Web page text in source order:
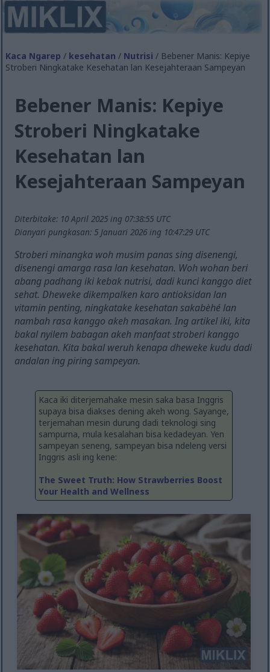
Kaca Ngarep / kesehatan / Nutrisi / Bebener Manis: Kepiye
Stroberi Ningkatake Kesehatan lan Kesejahteraan Sampeyan
Bebener Manis: Kepiye
Stroberi Ningkatake
Kesehatan lan
Kesejahteraan Sampeyan
Diterbitake: 10 April 2025 ing 07:38:55 UTC
Dianyari pungkasan: 5 Januari 2026 ing 10:47:29 UTC
Stroberi minangka woh musim panas sing disenengi,
disenengi amarga rasa lan kesehatan. Woh wohan beri
abang padhang iki kebak nutrisi, dadi kunci kanggo diet
sehat. Dheweke dikempalken karo antioksidan lan
vitamin penting, ningkatake kesehatan sakabèhé lan
nambah rasa kanggo akeh masakan. Ing artikel iki, kita
bakal nyilem babagan akeh manfaat stroberi kanggo
kesehatan. Kita bakal weruh kenapa dheweke kudu dadi
andalan ing piring sampeyan.
Kaca iki diterjemahake mesin saka basa Inggris
supaya bisa diakses dening akeh wong. Sayange,
terjemahan mesin durung dadi teknologi sing
sampurna, mula kesalahan bisa kedadeyan. Yen
sampeyan seneng, sampeyan bisa ndeleng versi
Inggris asli ing kene:
The Sweet Truth: How Strawberries Boost
Your Health and Wellness